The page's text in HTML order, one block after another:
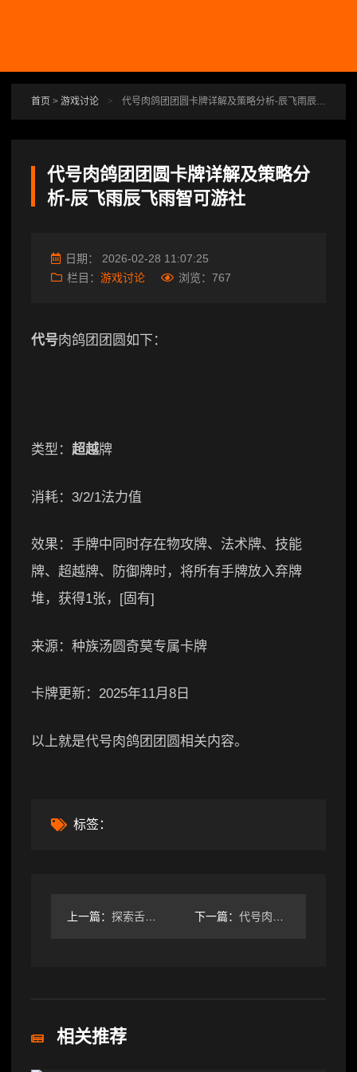
首页 > 游戏讨论 > 代号肉鸽团团圆卡牌详解及策略分析-辰飞雨辰飞雨智可游社
代号肉鸽团团圆卡牌详解及策略分
析-辰飞雨辰飞雨智可游社
日期： 2026-02-28 11:07:25
栏目： 游戏讨论 浏览： 767
代号肉鸽团团圆如下：
类型： 超越牌
消耗：3/2/1法力值
效果：手牌中同时存在物攻牌、法术牌、技能
牌、超越牌、防御牌时，将所有手牌放入弃牌
堆，获得1张，[固有]
来源：种族汤圆奇莫专属卡牌
卡牌更新：2025年11月8日
以上就是代号肉鸽团团圆相关内容。
标签：
上一篇： 探索舌尖上的奇异美食与野性猎取技巧-辰飞雨辰飞雨智可游社 下一篇： 代号肉鸽一箭三连卡牌全解析与策略推荐-辰飞雨辰飞雨智可游社
相关推荐